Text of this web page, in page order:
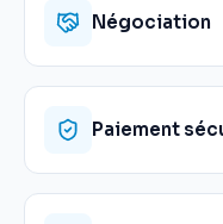
Négociation
Paiement